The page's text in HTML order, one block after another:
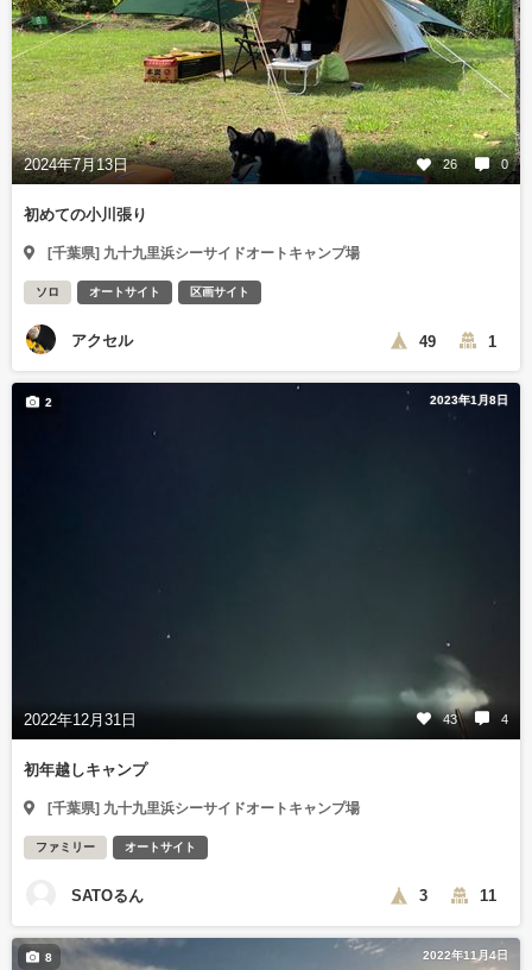
2024年7月13日 26 0
初めての小川張り
[千葉県] 九十九里浜シーサイドオートキャンプ場
ソロ オートサイト 区画サイト
アクセル 49 1
2023年1月8日
2022年12月31日 43 4
2
初年越しキャンプ
[千葉県] 九十九里浜シーサイドオートキャンプ場
ファミリー オートサイト
SATOるん 3 11
2022年11月4日
8